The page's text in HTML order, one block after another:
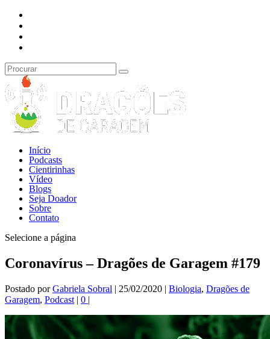
Início
Podcasts
Cientirinhas
Vídeo
Blogs
Seja Doador
Sobre
Contato
Selecione a página
Coronavírus – Dragões de Garagem #179
Postado porGabriela Sobral | 25/02/2020 | Biologia, Dragões de
Garagem, Podcast | 0 |